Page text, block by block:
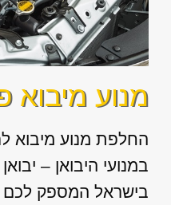
מנוע מיבוא
החלפת מנוע מיבוא
במנועי היבואן –
בישראל המספק לכם